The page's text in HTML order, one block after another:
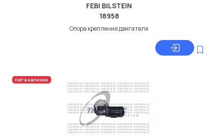
FEBI BILSTEIN
18958
Опора крепления двигателя
Нет в наличии